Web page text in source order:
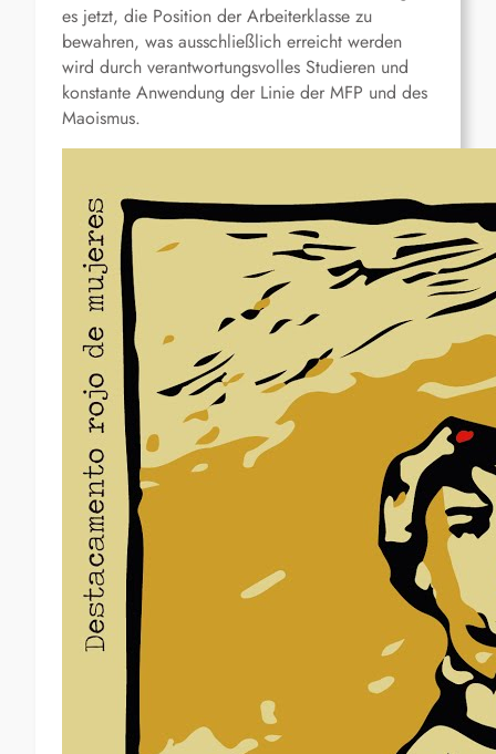
es jetzt, die Position der Arbeiterklasse zu
bewahren, was ausschließlich erreicht werden
wird durch verantwortungsvolles Studieren und
konstante Anwendung der Linie der MFP und des
Maoismus.